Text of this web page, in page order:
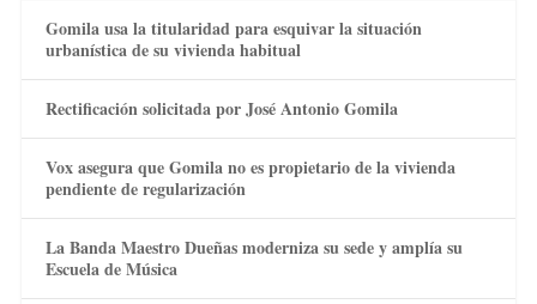
Gomila usa la titularidad para esquivar la situación
urbanística de su vivienda habitual
Rectificación solicitada por José Antonio Gomila
Vox asegura que Gomila no es propietario de la vivienda
pendiente de regularización
La Banda Maestro Dueñas moderniza su sede y amplía su
Escuela de Música